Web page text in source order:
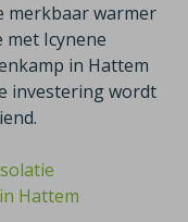
merkbaar warmer
met Icynene
in Hattem
investering wordt
Hattem